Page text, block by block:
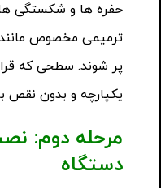
حفره ها و شکستگی
ترمیمی مخصوص
پر شوند. سطحی که
یکپارچه و بدون نقص
مرحله دوم:
دستگاه